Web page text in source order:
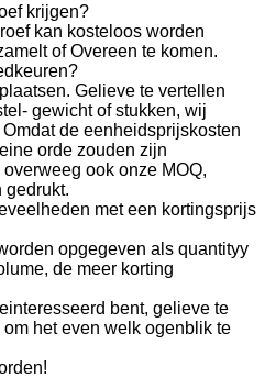
krijgen?
kan kosteloos worden
of Overeen te komen.
Gelieve te vertellen
gewicht of stukken, wij
de eenheidsprijskosten
orde zouden zijn
ook onze MOQ,
gedrukt.
met een kortingsprijs
opgegeven als quantityy
de meer korting
bent, gelieve te
het even welk ogenblik te